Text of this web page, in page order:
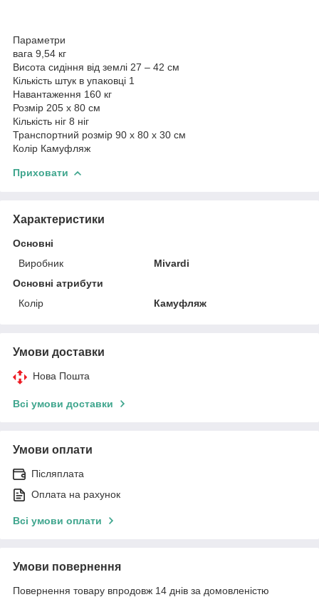
Параметри
вага 9,54 кг
Висота сидіння від землі 27 – 42 см
Кількість штук в упаковці 1
Навантаження 160 кг
Розмір 205 х 80 см
Кількість ніг 8 ніг
Транспортний розмір 90 х 80 х 30 см
Колір Камуфляж
Приховати
Характеристики
Основні
Виробник
Mivardi
Основні атрибути
Колір
Камуфляж
Умови доставки
Нова Пошта
Всі умови доставки
Умови оплати
Післяплата
Оплата на рахунок
Всі умови оплати
Умови повернення
Повернення товару впродовж 14 днів за домовленістю